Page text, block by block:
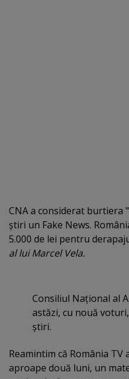
CNA a considerat burtiera
ştiri un Fake News.
5.000 de lei pentru
al lui Marcel Vela.
Consiliul Naţional al
astăzi, cu nouă
ştiri.
Reamintim că România TV
aproape două luni, un